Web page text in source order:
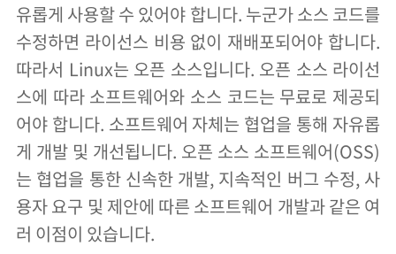
유롭게 사용할 수 있어야 합니다. 누군가 소스 코드를
수정하면 라이선스 비용 없이 재배포되어야 합니다.
따라서 Linux는 오픈 소스입니다. 오픈 소스 라이선
스에 따라 소프트웨어와 소스 코드는 무료로 제공되
어야 합니다. 소프트웨어 자체는 협업을 통해 자유롭
게 개발 및 개선됩니다. 오픈 소스 소프트웨어(OSS)
는 협업을 통한 신속한 개발, 지속적인 버그 수정, 사
용자 요구 및 제안에 따른 소프트웨어 개발과 같은 여
러 이점이 있습니다.